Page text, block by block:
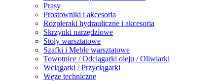
Prasy
Prostowniki i akcesoria
Rozpieraki hydrauliczne i akcesoria
Skrzynki narzędziowe
Stoły warsztatowe
Szafki i Meble warsztatowe
Towotnice / Odciągarki oleju / Oliwiarki
Wciągarki / Przyciągarki
Węże techniczne